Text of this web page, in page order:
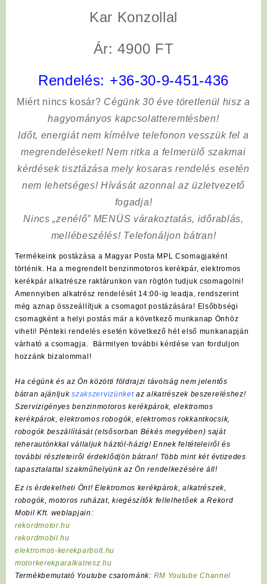
Kar Konzollal
Ár: 4900 FT
Rendelés: +36-30-9-451-436
Miért nincs kosár? Cégünk 30 éve töretlenül hisz a
hagyományos kapcsolatteremtésben!
Időt, energiát nem kímélvetelefonon vesszük fel a
megrendeléseket! Nem ritka a felmerülő szakmai
kérdések tisztázása mely kosaras rendelés esetén
nem lehetséges! Hívását azonnal az üzletvezető
fogadja!
Nincs „zenélő” MENÜS várakoztatás, időrablás,
mellébeszélés! Telefonáljon bátran!
Termékeink postázása a Magyar Posta MPL Csomagjaként
történik. Ha a megrendelt benzinmotoros kerékpár, elektromos
kerékpár alkatrésze raktárunkon van rögtön tudjuk csomagolni!
Amennyiben alkatrész rendelését 14:00-ig leadja, rendszerint
még aznap összeállítjuk a csomagot postázására! Elsőbbségi
csomagként a helyi postás már a következő munkanap Önhöz
viheti! Pénteki rendelés esetén következő hét első munkanapján
várható a csomagja. Bármilyen további kérdése van forduljon
hozzánk bizalommal!
Ha cégünk és az Ön közötti földrajzi távolság nem jelentős
bátran ajánljukszakszervizünket az alkatrészek beszereléshez!
Szervizigényes benzinmotoros kerékpárok, elektromos
kerékpárok, elektromos robogók, elektromos rokkantkocsik,
robogók beszállítását (elsősorban Békés megyében) saját
teherautónkkal vállaljuk háztól-házig! Ennek feltételeiről és
további részleteiről érdeklődjön bátran! Több mint két évtizedes
tapasztalattal szakműhelyünk az Ön rendelkezésére áll!
Ez is érdekelheti Önt! Elektromos kerékpárok, alkatrészek,
robogók, motoros ruházat, kiegészítők fellelhetőek a Rekord
Mobil Kft. weblapjain:
rekordmotor.hu
rekordmobil.hu
elektromos-kerekparbolt.hu
motorkerekparalkatresz.hu
Termékbemutató Youtube csatornánk: RM Youtube Channel